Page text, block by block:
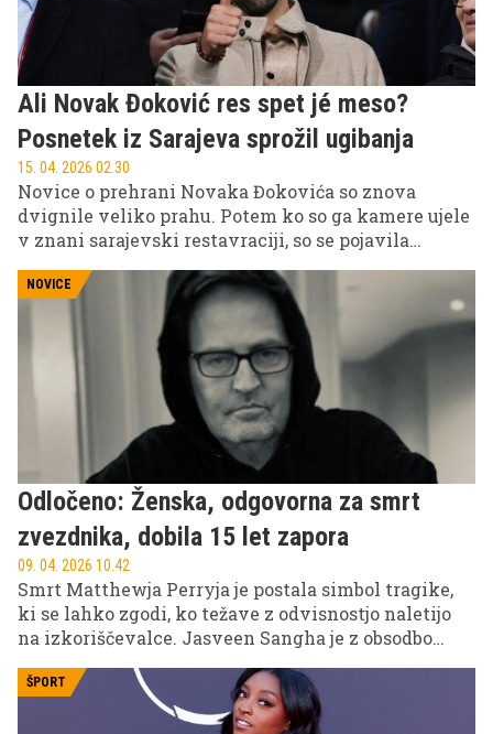
Ali Novak Đoković res spet jé meso?
Posnetek iz Sarajeva sprožil ugibanja
15. 04. 2026 02.30
Novice o prehrani Novaka Đokovića so znova
dvignile veliko prahu. Potem ko so ga kamere ujele
v znani sarajevski restavraciji, so se pojavila
svetu spremenil svoje dolgoletne prehranske
navade. Kaj se v resnici dogaja?
NOVICE
Odločeno: Ženska, odgovorna za smrt
zvezdnika, dobila 15 let zapora
09. 04. 2026 10.42
Smrt Matthewja Perryja je postala simbol tragike,
ki se lahko zgodi, ko težave z odvisnostjo naletijo
na izkoriščevalce. Jasveen Sangha je z obsodbo
dobila največjo kazen med vsemi obtoženimi v tej
zadevi.
ŠPORT